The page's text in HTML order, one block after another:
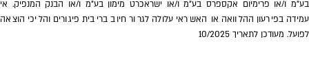
בע"מ ו/או פרימיום אקספרס בע"מ ו/או ישראכרט מימון בע"מ ו/או הבנק המנפיק. אי
עמידה בפירעון ההלוואה או האשראי עלולה לגרור חיוב בריבית פיגורים והליכי הוצאה
לפועל. מעודכן לתאריך 10/2025